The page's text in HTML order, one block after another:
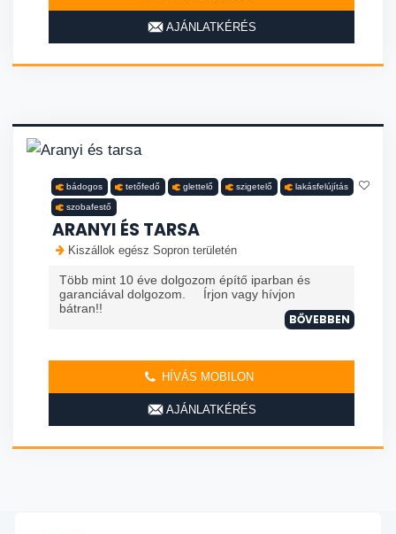
AJÁNLATKÉRÉS
bádogos tetőfedő glettelő szigetelő lakásfelújítás
szobafestő
ARANYI ÉS TARSA
Kiszállok egész Sopron területén
Több mint 10 éve dolgozom építő iparban és
garanciával dolgozom. Írjon vagy hívjon
bátran!!
BŐVEBBEN
HÍVÁS MOBILON
AJÁNLATKÉRÉS